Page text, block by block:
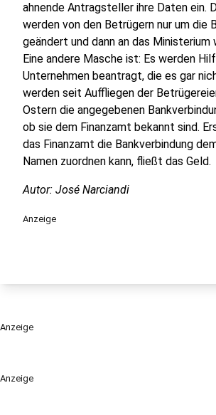
Anzeige
ahnende Antragsteller ihre Daten ein.
werden von den Betrügern nur um die
geändert und dann an das
Eine andere Masche ist: Es werden
Unternehmen beantragt, die es gar
werden seit Auffliegen der
Ostern die angegebenen
ob sie dem Finanzamt bekannt sind.
das Finanzamt die Bankverbindung
Namen zuordnen kann, fließt das Geld.
Autor: José Narciandi
Anzeige
Anzeige